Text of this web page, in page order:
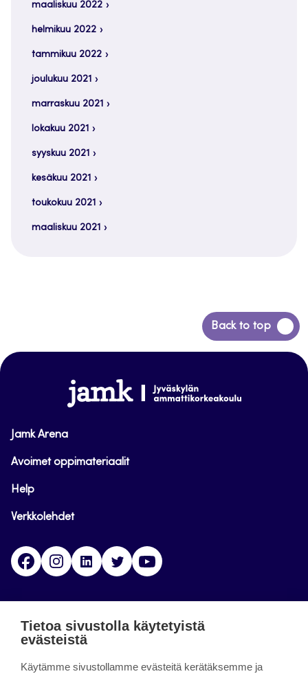
maaliskuu 2022
helmikuu 2022
tammikuu 2022
joulukuu 2021
marraskuu 2021
lokakuu 2021
syyskuu 2021
kesäkuu 2021
toukokuu 2021
maaliskuu 2021
Back to top
Siirry
takaisin
www.jamk.fi
Jamk Arena
Avoimet oppimateriaalit
Help
Verkkolehdet
FacebookInstagramLinkedinTwitter
ended on September 11, 2023.
Tietoa sivustolla käytetyistä
evästeistä
Käytämme sivustollamme evästeitä kerätäksemme ja